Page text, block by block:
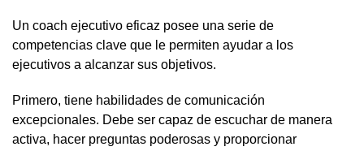
Un coach ejecutivo eficaz posee una serie de
competencias clave que le permiten ayudar a los
ejecutivos a alcanzar sus objetivos.
Primero, tiene habilidades de comunicación
excepcionales. Debe ser capaz de escuchar de manera
activa, hacer preguntas poderosas y proporcionar